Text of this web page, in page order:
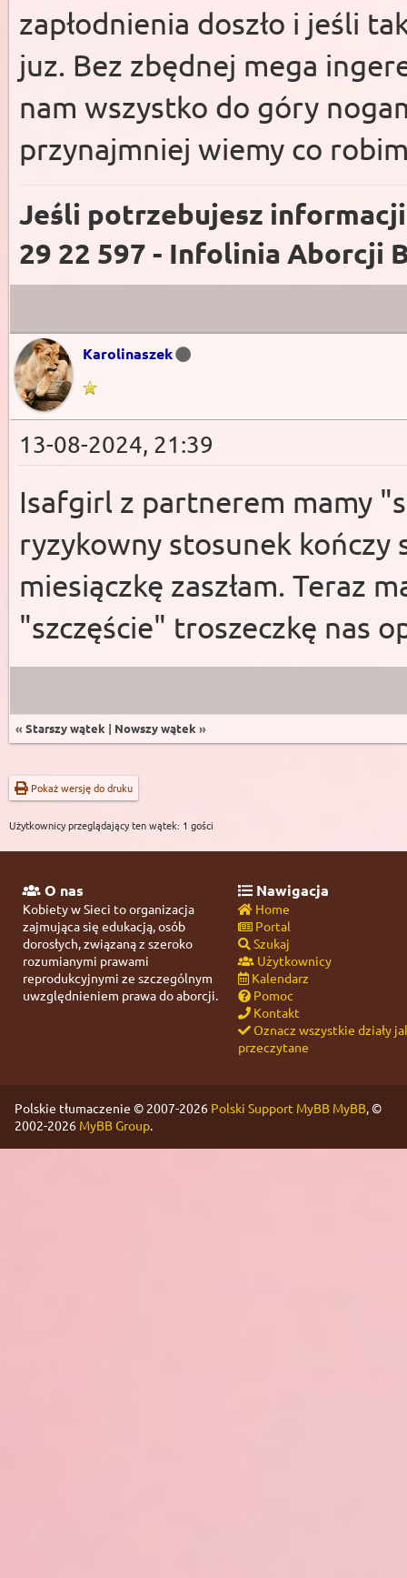
zapłodnienia doszło i jeśli
juz. Bez zbędnej mega
nam wszystko do góry
przynajmniej wiemy co
Jeśli potrzebujesz
29 22 597 - Infolinia Aborcji
Karolinaszek
13-08-2024, 21:39
Isafgirl z partnerem mamy
ryzykowny stosunek
miesiączkę zaszłam. Teraz
"szczęście" troszeczkę nas
« Starszy wątek | Nowszy wątek »
Pokaż wersję do druku
Użytkownicy przeglądający ten wątek: 1 gości
O nas
Kobiety w Sieci to organizacja
zajmująca się edukacją, osób
dorosłych, związaną z szeroko
rozumianymi prawami
reprodukcyjnymi ze szczególnym
uwzględnieniem prawa do aborcji.
Nawigacja
Home
Portal
Szukaj
Użytkownicy
Kalendarz
Pomoc
Kontakt
Oznacz wszystkie działy
przeczytane
Polskie tłumaczenie © 2007-2026 Polski Support MyBB MyBB, ©
2002-2026 MyBB Group.